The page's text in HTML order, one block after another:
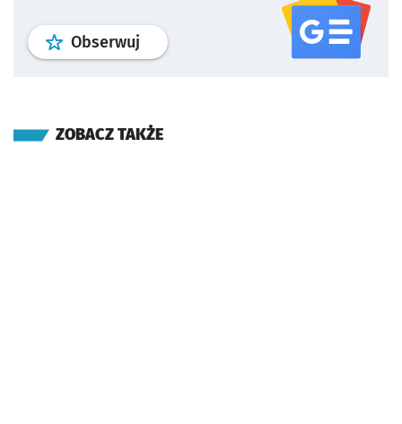
Obserwuj profil serwisu
ZOBACZ TAKŻE